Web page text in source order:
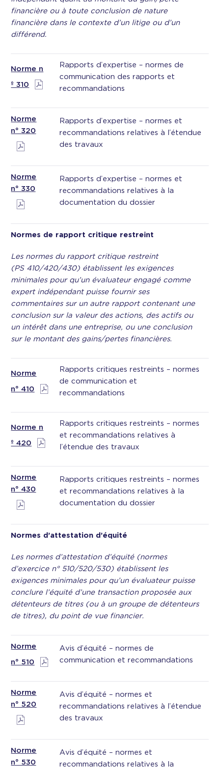
financière ou à toute conclusion de nature
financière dans le contexte d’un litige ou d’un
différend.
Norme n
º 310
Rapports d’expertise – normes de
communication des rapports et
recommandations
Norme
n° 320
Rapports d’expertise – normes et
recommandations relatives à l’étendue
des travaux
Norme
n° 330
Rapports d’expertise – normes et
recommandations relatives à la
documentation du dossier
Normes de rapport critique restreint
Les normes du rapport critique restreint
(PS 410/420/430) établissent les exigences
minimales pour qu’un évaluateur engagé comme
expert indépendant puisse fournir ses
commentaires sur un autre rapport contenant une
conclusion sur la valeur des actions, des actifs ou
un intérêt dans une entreprise, ou une conclusion
sur le montant des gains/pertes financières.
Norme
n° 410
Rapports critiques restreints – normes
de communication et
recommandations
Norme n
º 420
Rapports critiques restreints – normes
et recommandations relatives à
l’étendue des travaux
Norme
n° 430
Rapports critiques restreints – normes
et recommandations relatives à la
documentation du dossier
Normes d’attestation d’équité
Les normes d’attestation d’équité (normes
d’exercice n° 510/520/530) établissent les
exigences minimales pour qu’un évaluateur puisse
conclure l’équité d’une transaction proposée aux
détenteurs de titres (ou à un groupe de détenteurs
de titres), du point de vue financier.
Norme
n° 510
Avis d’équité – normes de
communication et recommandations
Norme
n° 520
Avis d’équité – normes et
recommandations relatives à l’étendue
des travaux
Norme
n° 530
Avis d’équité – normes et
recommandations relatives à la